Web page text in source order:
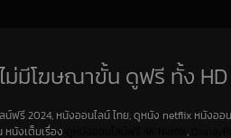
มีโฆษณาขั้น ดูฟรี ทั้ง HD
ฟรี 2024, หนังออนไลน์ ไทย, ดูหนัง netflix หนังอ
หนังเต็มเรื่อง ,